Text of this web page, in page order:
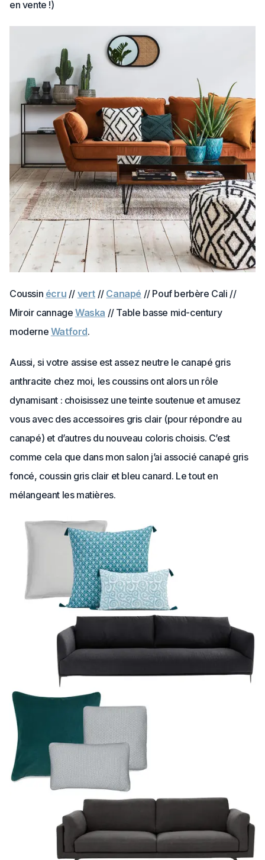
en vente !)
Coussin écru // vert // Canapé // Pouf berbère Cali //
Miroir cannage Waska // Table basse mid-century
moderne Watford.
Aussi, si votre assise est assez neutre le canapé gris
anthracite chez moi, les coussins ont alors un rôle
dynamisant : choisissez une teinte soutenue et amusez
vous avec des accessoires gris clair (pour répondre au
canapé) et d’autres du nouveau coloris choisis. C’est
comme cela que dans mon salon j’ai associé canapé gris
foncé, coussin gris clair et bleu canard. Le tout en
mélangeant les matières.